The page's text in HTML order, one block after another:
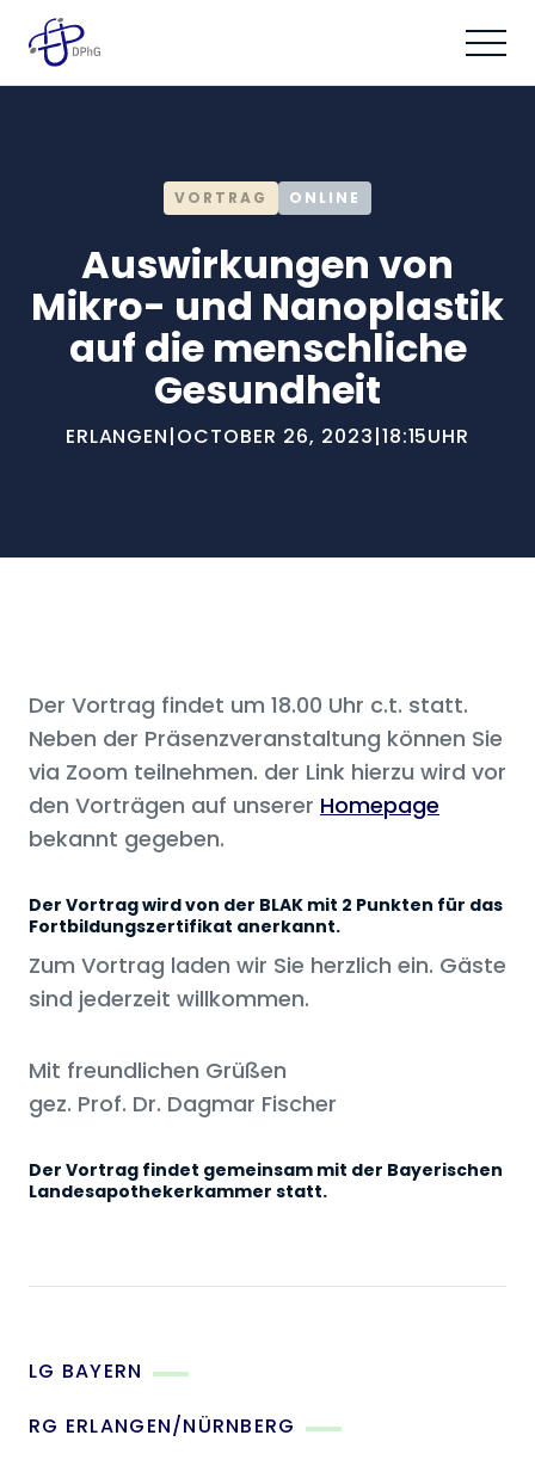
VORTRAG ONLINE
Auswirkungen von
Mikro- und Nanoplastik
auf die menschliche
Gesundheit
ERLANGEN|OCTOBER 26, 2023|18:15UHR
Der Vortrag findet um 18.00 Uhr c.t. statt.
Neben der Präsenzveranstaltung können Sie
via Zoom teilnehmen. der Link hierzu wird vor
den Vorträgen auf unserer Homepage
bekannt gegeben.
Der Vortrag wird von der BLAK mit 2 Punkten für das
Fortbildungszertifikat anerkannt.
Zum Vortrag laden wir Sie herzlich ein. Gäste
sind jederzeit willkommen.
Mit freundlichen Grüßen
gez. Prof. Dr. Dagmar Fischer
Der Vortrag findet gemeinsam mit der Bayerischen
Landesapothekerkammer statt.
LG BAYERN
RG ERLANGEN/NÜRNBERG